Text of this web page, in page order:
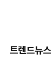
트렌드뉴스